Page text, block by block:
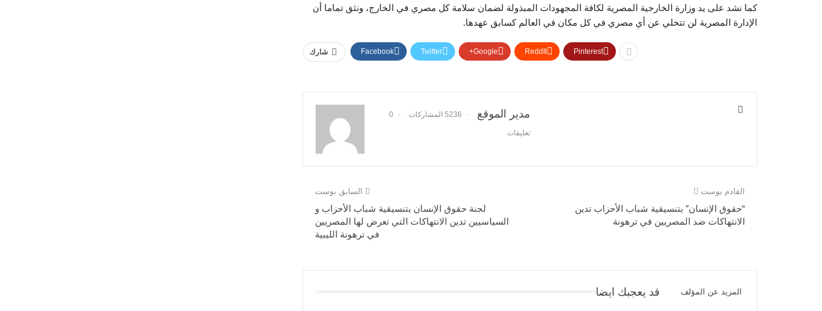
كما نشد على يد وزارة الخارجية المصرية لكافة المجهودات المبذولة لضمان سلامة كل مصري في الخارج، ونثق تماما أن
الإدارة المصرية لن تتخلي عن أي مصري في كل مكان في العالم كسابق عهدها.
شارك Facebook Twitter Google+ ReddIt Pinterest
مدير الموقع 5236 المشاركات 0
تعليقات
السابق بوست
لجنة حقوق الإنسان بتنسيقية شباب الأحزاب و
السياسيين تدين الانتهاكات التي تعرض لها المصريين
في ترهونة الليبية
القادم بوست
“حقوق الإنسان” بتنسيقية شباب الأحزاب تدين
الانتهاكات ضد المصريين في ترهونة
قد يعجبك ايضا المزيد عن المؤلف